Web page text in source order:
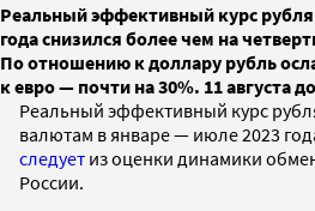
Реальный эффективный курс
года снизился более чем на
По отношению к доллару рубль
к евро — почти на 30%. 11 августа
Реальный эффективный курс
валютам в январе — июле 2023
следует из оценки динамики
России.